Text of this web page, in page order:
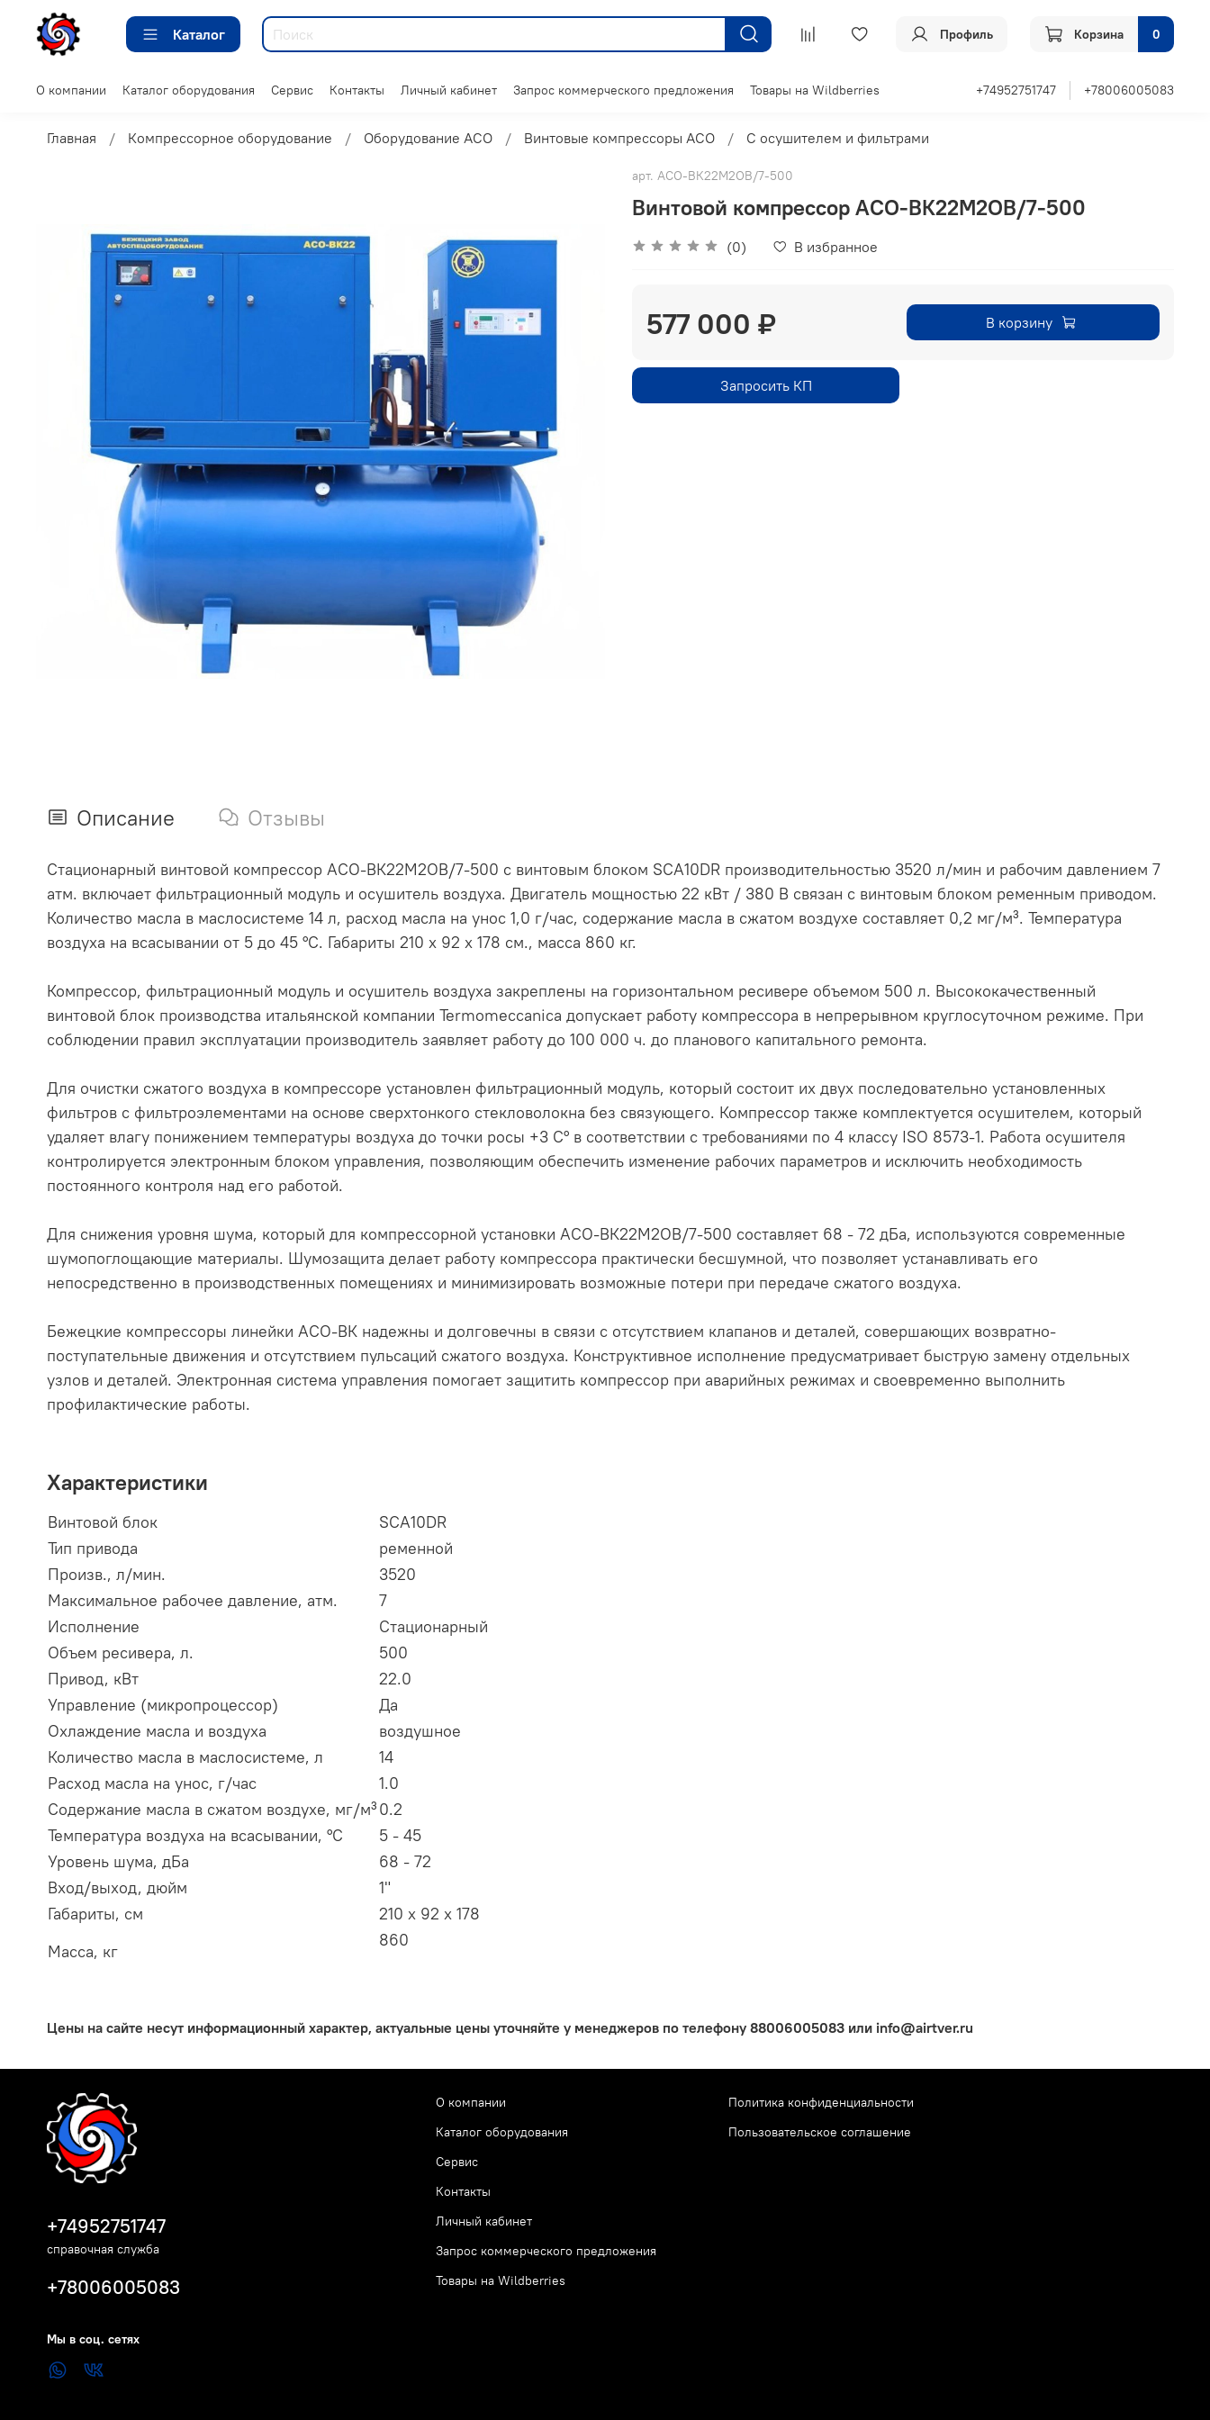
Каталог Профиль Корзина 0
О компании Каталог оборудования Сервис Контакты Личный кабинет Запрос коммерческого предложения Товары на Wildberries +74952751747 +78006005083
Главная Компрессорное оборудование Оборудование АСО Винтовые компрессоры АСО С осушителем и фильтрами
арт. АСО-ВК22М2ОВ/7-500
Винтовой компрессор АСО-ВК22М2ОВ/7-500
(0) В избранное
577 000 ₽ В корзину
Запросить КП
Описание Отзывы
Стационарный винтовой компрессор АСО-ВК22М2ОВ/7-500 с винтовым блоком SCA10DR производительностью 3520 л/мин и рабочим давлением 7
атм. включает фильтрационный модуль и осушитель воздуха. Двигатель мощностью 22 кВт / 380 В связан с винтовым блоком ременным приводом.
Количество масла в маслосистеме 14 л, расход масла на унос 1,0 г/час, содержание масла в сжатом воздухе составляет 0,2 мг/м³. Температура
воздуха на всасывании от 5 до 45 °С. Габариты 210 х 92 х 178 см., масса 860 кг.
Компрессор, фильтрационный модуль и осушитель воздуха закреплены на горизонтальном ресивере объемом 500 л. Высококачественный
винтовой блок производства итальянской компании Termomeccanica допускает работу компрессора в непрерывном круглосуточном режиме. При
соблюдении правил эксплуатации производитель заявляет работу до 100 000 ч. до планового капитального ремонта.
Для очистки сжатого воздуха в компрессоре установлен фильтрационный модуль, который состоит их двух последовательно установленных
фильтров с фильтроэлементами на основе сверхтонкого стекловолокна без связующего. Компрессор также комплектуется осушителем, который
удаляет влагу понижением температуры воздуха до точки росы +3 С° в соответствии с требованиями по 4 классу ISO 8573-1. Работа осушителя
контролируется электронным блоком управления, позволяющим обеспечить изменение рабочих параметров и исключить необходимость
постоянного контроля над его работой.
Для снижения уровня шума, который для компрессорной установки АСО-ВК22М2ОВ/7-500 составляет 68 - 72 дБа, используются современные
шумопоглощающие материалы. Шумозащита делает работу компрессора практически бесшумной, что позволяет устанавливать его
непосредственно в производственных помещениях и минимизировать возможные потери при передаче сжатого воздуха.
Бежецкие компрессоры линейки АСО-ВК надежны и долговечны в связи с отсутствием клапанов и деталей, совершающих возвратно-
поступательные движения и отсутствием пульсаций сжатого воздуха. Конструктивное исполнение предусматривает быструю замену отдельных
узлов и деталей. Электронная система управления помогает защитить компрессор при аварийных режимах и своевременно выполнить
профилактические работы.
Характеристики
Винтовой блок
SCA10DR
Тип привода
ременной
Произв., л/мин.
3520
Максимальное рабочее давление, атм.
7
Исполнение
Стационарный
Объем ресивера, л.
500
Привод, кВт
22.0
Управление (микропроцессор)
Да
Охлаждение масла и воздуха
воздушное
Количество масла в маслосистеме, л
14
Расход масла на унос, г/час
1.0
Содержание масла в сжатом воздухе, мг/м³0.2
Температура воздуха на всасывании, °С
5 - 45
Уровень шума, дБа
68 - 72
Вход/выход, дюйм
1"
Габариты, см
210 х 92 х 178
Масса, кг
860
Цены на сайте несут информационный характер, актуальные цены уточняйте у менеджеров по телефону 88006005083 или info@airtver.ru
О компании
Каталог оборудования
Сервис
Контакты
Личный кабинет
Запрос коммерческого предложения
Товары на Wildberries
Политика конфиденциальности
Пользовательское соглашение
+74952751747
справочная служба
+78006005083
Мы в соц. сетях